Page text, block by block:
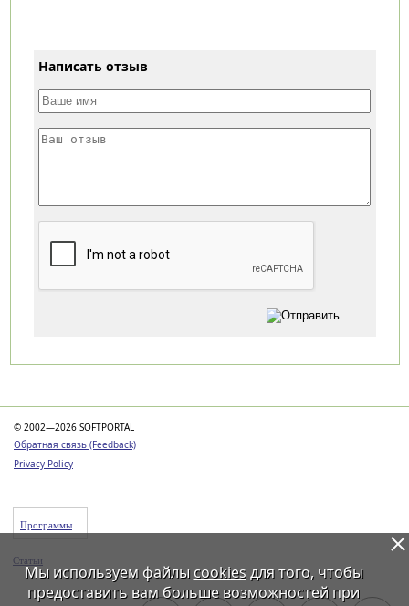
Написать отзыв
© 2002—2026 SOFTPORTAL
Обратная связь (Feedback)
Privacy Policy
Программы
Статьи
Мы используем файлы cookiesдля того, чтобы
предоставить вам больше возможностей при